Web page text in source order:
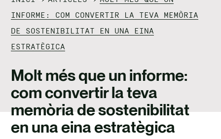
IMPACTE
RECURSOS
INFORME: COM CONVERTIR LA TEVA MEMÒRIA
DE SOSTENIBILITAT EN UNA EINA
ESTRATÈGICA
Molt més que un informe:
com convertir la teva
memòria de sostenibilitat
en una eina estratègica